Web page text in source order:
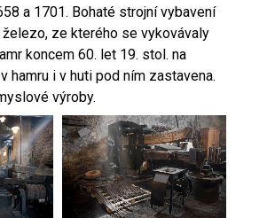
a 1701. Bohaté strojní vybavení
ze kterého se vykovávaly
koncem 60. let 19. stol. na
hamru i v huti pod ním zastavena.
výroby.